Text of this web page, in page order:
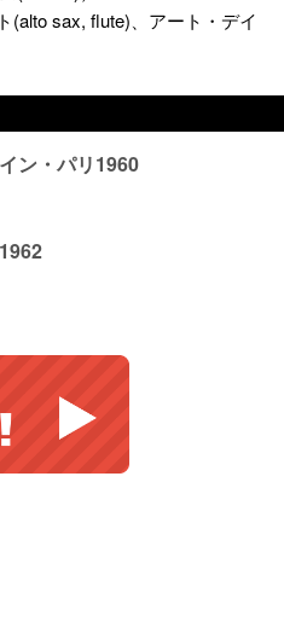
(alto sax, flute)、アート・デイ
ン・パリ1960